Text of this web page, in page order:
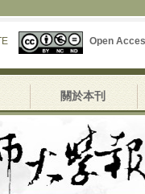
Open
關於本刊